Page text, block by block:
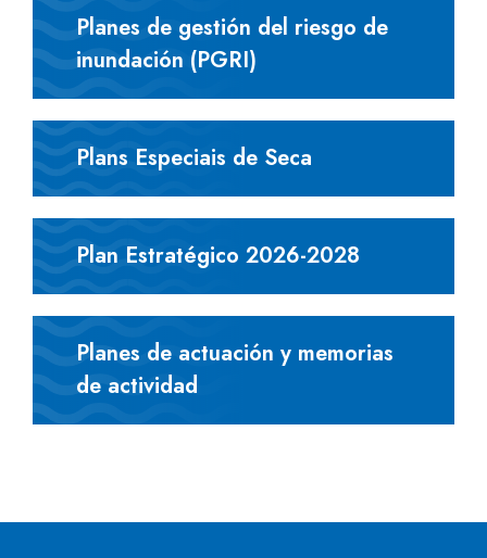
Planes de gestión del riesgo de
inundación (PGRI)
Plans Especiais de Seca
Plan Estratégico 2026-2028
Planes de actuación y memorias
de actividad